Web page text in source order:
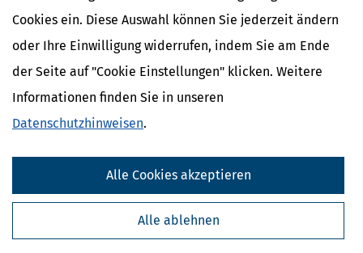
Cookies ein. Diese Auswahl können Sie jederzeit ändern
oder Ihre Einwilligung widerrufen, indem Sie am Ende
der Seite auf "Cookie Einstellungen" klicken. Weitere
Informationen finden Sie in unseren
Datenschutzhinweisen.
Alle ablehnen
Alle Cookies akzeptieren
Kostenlose Steuertipps & News
Absenden